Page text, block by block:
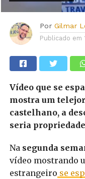
Por Gilmar
Publicado em
Vídeo que se
mostra um
castelhano, a
seria
Na segunda
vídeo mostrando
estrangeiro se